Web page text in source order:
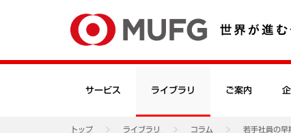
サービス ライブラリ ご案内
トップ ライブラリ コラム 若手社員の早